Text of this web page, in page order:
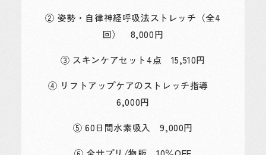
② 姿勢・自律神経呼吸法ストレッチ（全4
回） 8,000円
③ スキンケアセット4点 15,510円
④ リフトアップケアのストレッチ指導
6,000円
⑤ 60日間水素吸入 9,000円